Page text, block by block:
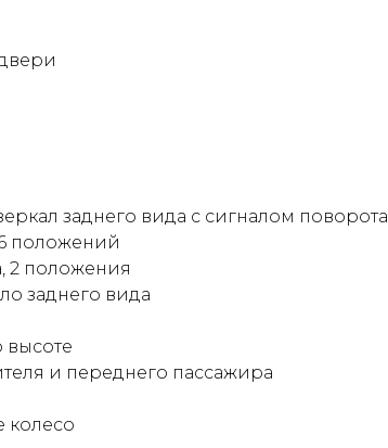
заднего вида с сигналом поворота
положений
2 положения
заднего вида
высоте
и переднего пассажира
колесо